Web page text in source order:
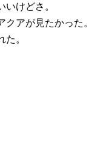
いけどさ。
アが見たかった。
。